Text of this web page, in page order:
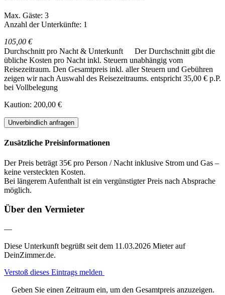
Max. Gäste: 3
Anzahl der Unterkünfte: 1
105,00 €
Durchschnitt pro Nacht & Unterkunft
Der Durchschnitt gibt die
übliche Kosten pro Nacht inkl. Steuern unabhängig vom
Reisezeitraum. Den Gesamtpreis inkl. aller Steuern und Gebühren
zeigen wir nach Auswahl des Reisezeitraums. entspricht 35,00 € p.P.
bei Vollbelegung
Kaution: 200,00 €
Unverbindlich anfragen
Zusätzliche Preisinformationen
Der Preis beträgt 35€ pro Person / Nacht inklusive Strom und Gas –
keine versteckten Kosten.
Bei längerem Aufenthalt ist ein vergünstigter Preis nach Absprache
möglich.
Über den Vermieter
—
Diese Unterkunft begrüßt seit dem 11.03.2026 Mieter auf
DeinZimmer.de.
Verstoß dieses Eintrags melden
Geben Sie einen Zeitraum ein, um den Gesamtpreis anzuzeigen.